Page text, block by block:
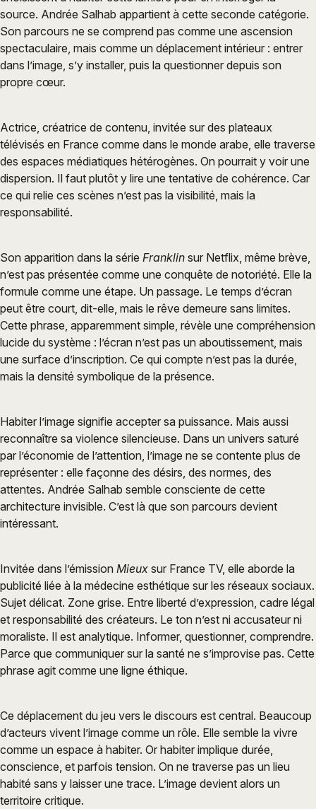
source. Andrée Salhab appartient à cette seconde catégorie.
Son parcours ne se comprend pas comme une ascension
spectaculaire, mais comme un déplacement intérieur : entrer
dans l’image, s’y installer, puis la questionner depuis son
propre cœur.
Actrice, créatrice de contenu, invitée sur des plateaux
télévisés en France comme dans le monde arabe, elle traverse
des espaces médiatiques hétérogènes. On pourrait y voir une
dispersion. Il faut plutôt y lire une tentative de cohérence. Car
ce qui relie ces scènes n’est pas la visibilité, mais la
responsabilité.
Son apparition dans la série Franklin sur Netflix, même brève,
n’est pas présentée comme une conquête de notoriété. Elle la
formule comme une étape. Un passage. Le temps d’écran
peut être court, dit-elle, mais le rêve demeure sans limites.
Cette phrase, apparemment simple, révèle une compréhension
lucide du système : l’écran n’est pas un aboutissement, mais
une surface d’inscription. Ce qui compte n’est pas la durée,
mais la densité symbolique de la présence.
Habiter l’image signifie accepter sa puissance. Mais aussi
reconnaître sa violence silencieuse. Dans un univers saturé
par l’économie de l’attention, l’image ne se contente plus de
représenter : elle façonne des désirs, des normes, des
attentes. Andrée Salhab semble consciente de cette
architecture invisible. C’est là que son parcours devient
intéressant.
Invitée dans l’émission Mieux sur France TV, elle aborde la
publicité liée à la médecine esthétique sur les réseaux sociaux.
Sujet délicat. Zone grise. Entre liberté d’expression, cadre légal
et responsabilité des créateurs. Le ton n’est ni accusateur ni
moraliste. Il est analytique. Informer, questionner, comprendre.
Parce que communiquer sur la santé ne s’improvise pas. Cette
phrase agit comme une ligne éthique.
Ce déplacement du jeu vers le discours est central. Beaucoup
d’acteurs vivent l’image comme un rôle. Elle semble la vivre
comme un espace à habiter. Or habiter implique durée,
conscience, et parfois tension. On ne traverse pas un lieu
habité sans y laisser une trace. L’image devient alors un
territoire critique.